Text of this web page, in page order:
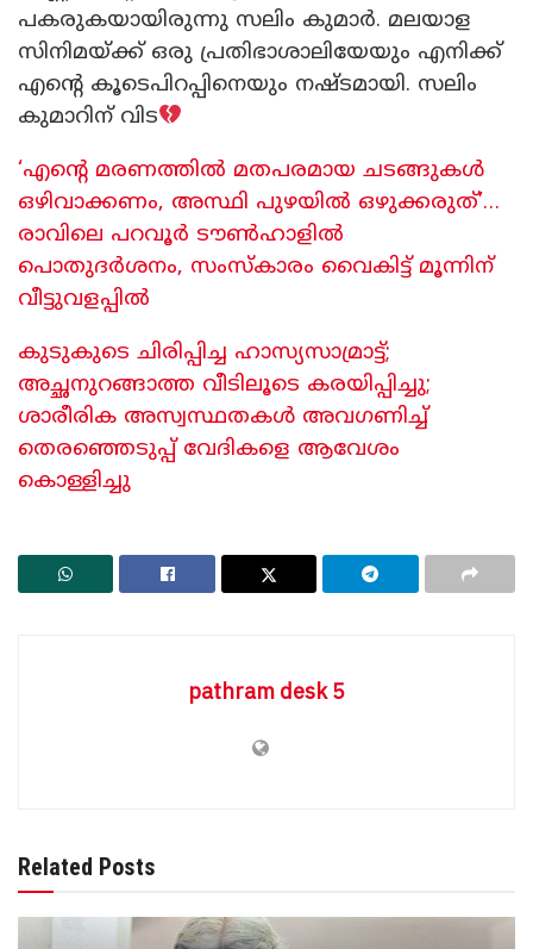
പകരുകയായിരുന്നു സലിം കുമാർ. മലയാള
സിനിമയ്ക്ക് ഒരു പ്രതിഭാശാലിയേയും എനിക്ക്
എന്റെ കൂടെപിറപ്പിനെയും നഷ്ടമായി. സലിം
കുമാറിന് വിട
‘എന്റെ മരണത്തിൽ മതപരമായ ച‌ടങ്ങുകൾ
ഒഴിവാക്കണം, അസ്ഥി പുഴയിൽ ഒഴുക്കരുത്’…
രാവിലെ പറവൂർ ടൗൺഹാളിൽ
പൊതുദർശനം, സംസ്കാരം വൈകിട്ട് മൂന്നിന്
വീട്ടുവളപ്പിൽ
കുടുകുടെ ചിരിപ്പിച്ച ഹാസ്യസാമ്രാട്ട്;
അച്ഛനുറങ്ങാത്ത വീടിലൂടെ കരയിപ്പിച്ചു;
ശാരീരിക അസ്വസ്ഥതകൾ അവ​ഗണിച്ച്
തെരഞ്ഞെടുപ്പ് വേദികളെ ആവേശം
കൊള്ളിച്ചു
pathram desk 5
Related Posts